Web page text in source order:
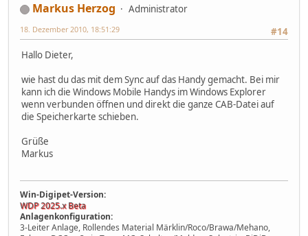
Markus Herzog
Administrator
#14
18. Dezember 2010, 18:51:29
Hallo Dieter,
wie hast du das mit dem Sync auf das Handy gemacht. Bei mir
kann ich die Windows Mobile Handys im Windows Explorer
wenn verbunden öffnen und direkt die ganze CAB-Datei auf
die Speicherkarte schieben.
Grüße
Markus
Win-Digipet-Version:
WDP 2025.x Beta
Anlagenkonfiguration:
3-Leiter Anlage, Rollendes Material Märklin/Roco/Brawa/Mehano,